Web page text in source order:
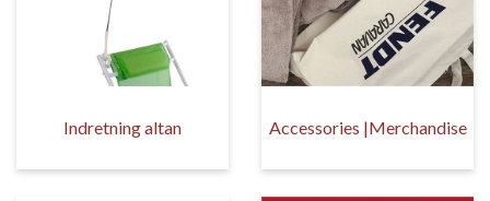
Indretning altan Accessories |Merchandise